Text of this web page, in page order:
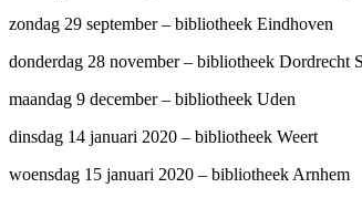
zondag 29 september – bibliotheek Eindhoven
donderdag 28 november – bibliotheek Dordrecht
maandag 9 december – bibliotheek Uden
dinsdag 14 januari 2020 – bibliotheek Weert
woensdag 15 januari 2020 – bibliotheek Arnhem